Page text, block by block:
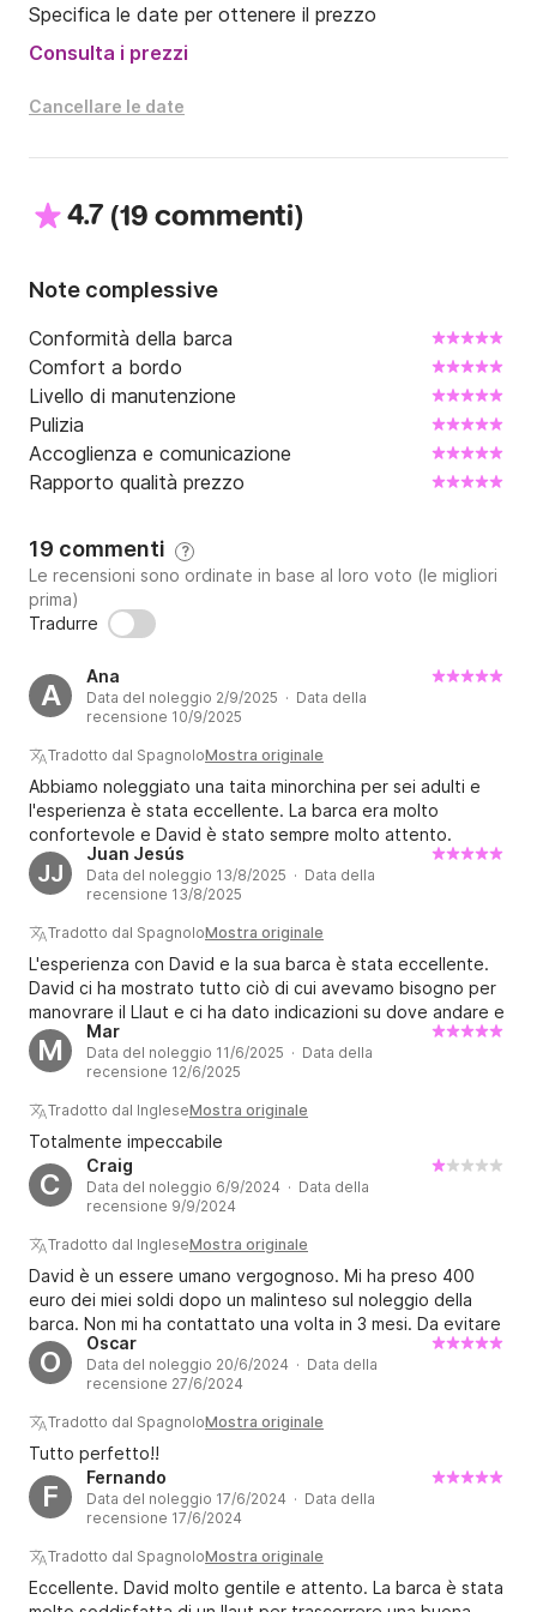
Specifica le date per ottenere il prezzo
Consulta i prezzi
Cancellare le date
4.7 (19 commenti)
Note complessive
Conformità della barca
Comfort a bordo
Livello di manutenzione
Pulizia
Accoglienza e comunicazione
Rapporto qualità prezzo
19 commenti ?
Le recensioni sono ordinate in base al loro voto (le migliori
prima)
Tradurre
A
Ana
Data del noleggio 2/9/2025 · Data della
recensione 10/9/2025
Tradotto dal SpagnoloMostra originale
Abbiamo noleggiato una taita minorchina per sei adulti e
l'esperienza è stata eccellente. La barca era molto
confortevole e David è stato sempre molto attento.
Abbiamo cambiato itinerario su suo consiglio, ed è stata
un'ottima scelta. Siamo andati senza skipper perché uno di
noi è certificato, e abbiamo navigato da Ciudadela alle
leggendarie Cala Macarella e Macarelleta. Lo rifaremmo
sicuramente.
JJ
Juan Jesús
Data del noleggio 13/8/2025 · Data della
recensione 13/8/2025
Tradotto dal SpagnoloMostra originale
L'esperienza con David e la sua barca è stata eccellente.
David ci ha mostrato tutto ciò di cui avevamo bisogno per
manovrare il Llaut e ci ha dato indicazioni su dove andare e
dove ancorare. La Candela III è stata fantastica, molto
maneggevole e molto comoda per noi sei a bordo. Siamo
rimasti entusiasti. Altamente consigliata.
M
Mar
Data del noleggio 11/6/2025 · Data della
recensione 12/6/2025
Tradotto dal IngleseMostra originale
Totalmente impeccabile
C
Craig
Data del noleggio 6/9/2024 · Data della
recensione 9/9/2024
Tradotto dal IngleseMostra originale
David è un essere umano vergognoso. Mi ha preso 400
euro dei miei soldi dopo un malinteso sul noleggio della
barca. Non mi ha contattato una volta in 3 mesi. Da evitare
a tutti i costi... persona assolutamente scioccante
O
Oscar
Data del noleggio 20/6/2024 · Data della
recensione 27/6/2024
Tradotto dal SpagnoloMostra originale
Tutto perfetto!!
F
Fernando
Data del noleggio 17/6/2024 · Data della
recensione 17/6/2024
Tradotto dal SpagnoloMostra originale
Eccellente. David molto gentile e attento. La barca è stata